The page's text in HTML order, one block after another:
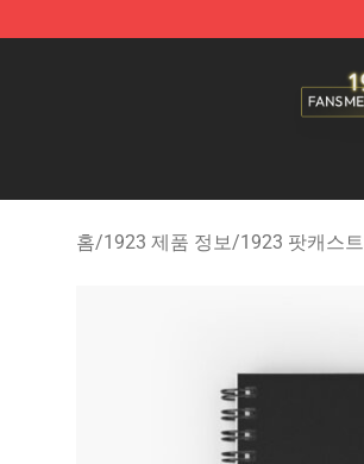
홈/1923 제품 정보/1923 팟캐스트